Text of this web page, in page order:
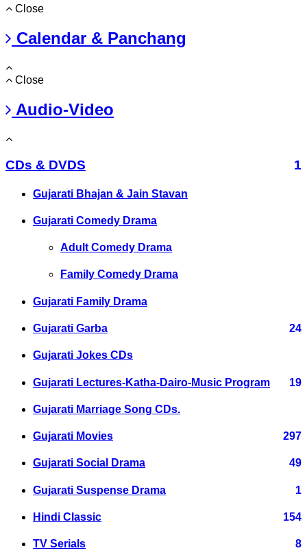
Close
Calendar & Panchang
Close
Audio-Video
CDs & DVDS 1
Gujarati Bhajan & Jain Stavan
Gujarati Comedy Drama
Adult Comedy Drama
Family Comedy Drama
Gujarati Family Drama
Gujarati Garba 24
Gujarati Jokes CDs
Gujarati Lectures-Katha-Dairo-Music Program 19
Gujarati Marriage Song CDs.
Gujarati Movies 297
Gujarati Social Drama 49
Gujarati Suspense Drama 1
Hindi Classic 154
TV Serials 8